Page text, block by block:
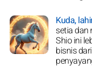
Kuda,
setia dan
Shio ini
bisnis